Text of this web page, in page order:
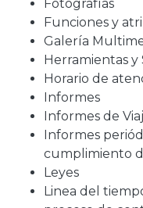
Fotografías
Funciones y
Galería
Herramientas y
Horario de
Informes
Informes de
Informes
cumplimiento
Leyes
Linea del